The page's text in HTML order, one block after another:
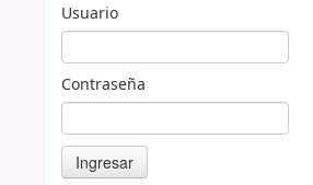
Usuario
Contraseña